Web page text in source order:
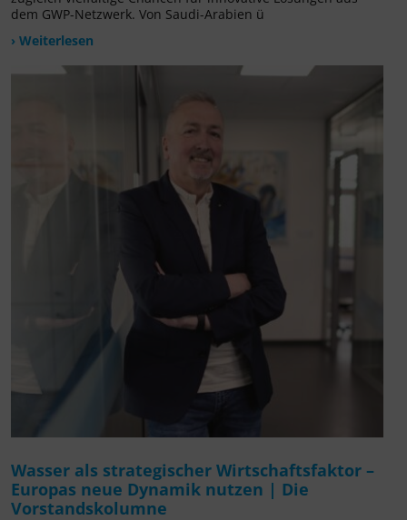
dem GWP-Netzwerk. Von Saudi-Arabien ü
› Weiterlesen
Wasser als strategischer Wirtschaftsfaktor –
Europas neue Dynamik nutzen | Die
Vorstandskolumne